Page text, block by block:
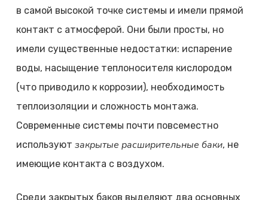
в самой высокой точке системы и имели прямой
контакт с атмосферой. Они были просты, но
имели существенные недостатки: испарение
воды, насыщение теплоносителя кислородом
(что приводило к коррозии), необходимость
теплоизоляции и сложность монтажа.
Современные системы почти повсеместно
используют закрытые расширительные баки, не
имеющие контакта с воздухом.
Среди закрытых баков выделяют два основных